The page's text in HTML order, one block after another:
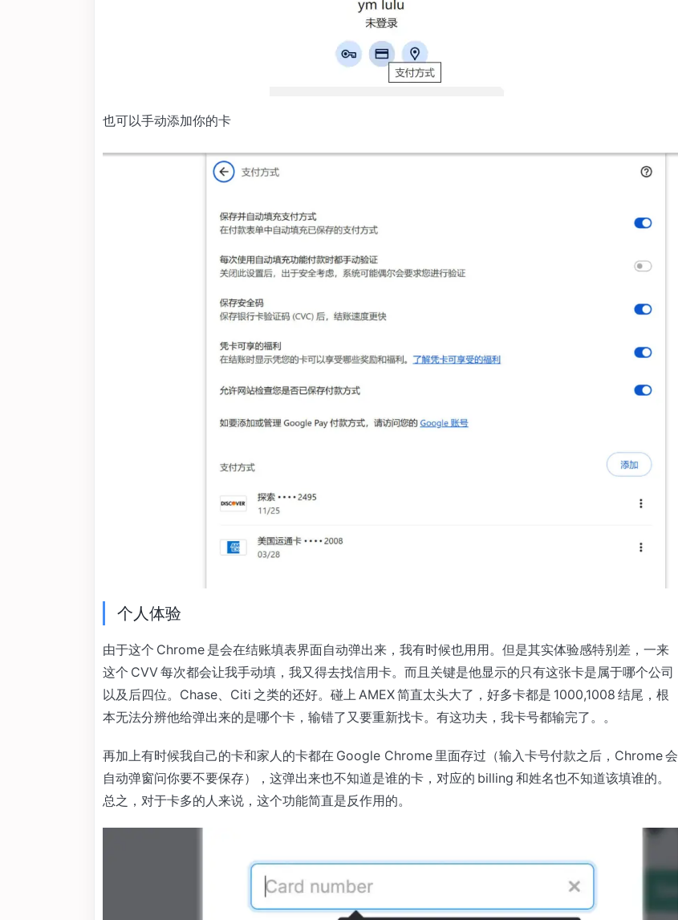
也可以手动添加你的卡
个人体验
由于这个 Chrome 是会在结账填表界面自动弹出来，我有时候也用用。但是其实体验感特别差，一来
这个 CVV 每次都会让我手动填，我又得去找信用卡。而且关键是他显示的只有这张卡是属于哪个公司
以及后四位。Chase、Citi 之类的还好。碰上 AMEX 简直太头大了，好多卡都是 1000,1008 结尾，根
本无法分辨他给弹出来的是哪个卡，输错了又要重新找卡。有这功夫，我卡号都输完了。。
再加上有时候我自己的卡和家人的卡都在 Google Chrome 里面存过（输入卡号付款之后，Chrome 会
自动弹窗问你要不要保存），这弹出来也不知道是谁的卡，对应的 billing 和姓名也不知道该填谁的。
总之，对于卡多的人来说，这个功能简直是反作用的。